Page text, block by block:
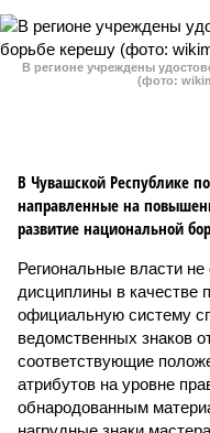
В регионе учреждены
(фото:
В Чувашской Республике
направленные на
развитие национальной
Региональные власти не
дисциплины в качестве
официальную систему
ведомственных знаков
соответствующие
атрибутов на уровне
обнародованным